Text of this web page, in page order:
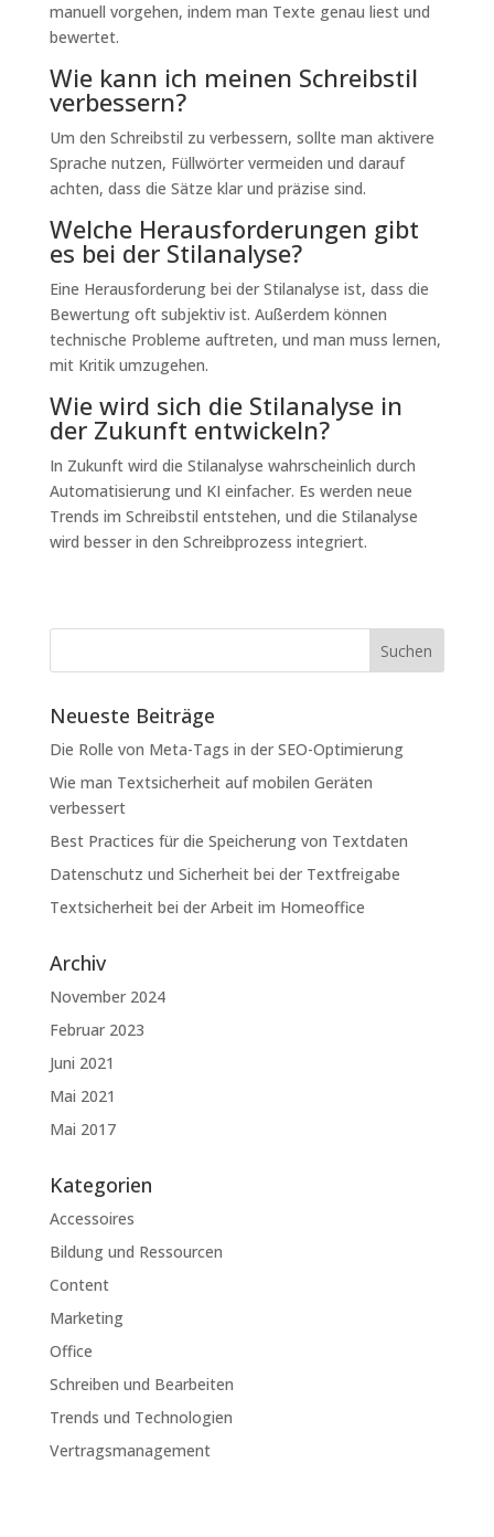
manuell vorgehen, indem man Texte genau liest und
bewertet.
Wie kann ich meinen Schreibstil
verbessern?
Um den Schreibstil zu verbessern, sollte man aktivere
Sprache nutzen, Füllwörter vermeiden und darauf
achten, dass die Sätze klar und präzise sind.
Welche Herausforderungen gibt
es bei der Stilanalyse?
Eine Herausforderung bei der Stilanalyse ist, dass die
Bewertung oft subjektiv ist. Außerdem können
technische Probleme auftreten, und man muss lernen,
mit Kritik umzugehen.
Wie wird sich die Stilanalyse in
der Zukunft entwickeln?
In Zukunft wird die Stilanalyse wahrscheinlich durch
Automatisierung und KI einfacher. Es werden neue
Trends im Schreibstil entstehen, und die Stilanalyse
wird besser in den Schreibprozess integriert.
Neueste Beiträge
Die Rolle von Meta-Tags in der SEO-Optimierung
Wie man Textsicherheit auf mobilen Geräten
verbessert
Best Practices für die Speicherung von Textdaten
Datenschutz und Sicherheit bei der Textfreigabe
Textsicherheit bei der Arbeit im Homeoffice
Archiv
November 2024
Februar 2023
Juni 2021
Mai 2021
Mai 2017
Kategorien
Accessoires
Bildung und Ressourcen
Content
Marketing
Office
Schreiben und Bearbeiten
Trends und Technologien
Vertragsmanagement